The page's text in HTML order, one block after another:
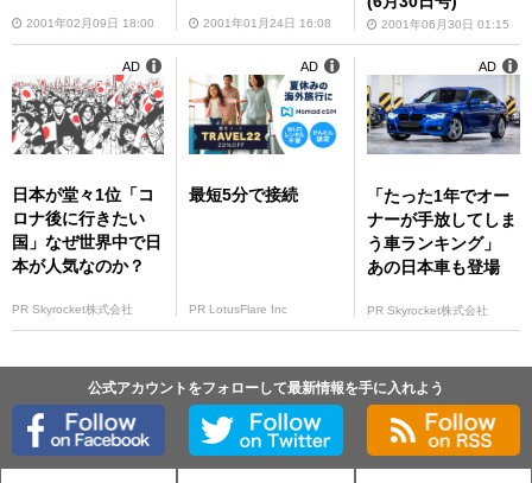
2001年02月09日 18:00 2001年01月24日 16:08 2001年06月30日 01:15
日本が堂々1位「コ
ロナ後に行きたい
国」なぜ世界中で日
本が人気なのか？
PR Skyrocket株式会社
AD
最短5分で接続
PR LotusFlare Inc
AD
「たった1年でオー
ナーが手放してしま
う車ランキング」
あの日本車も登場
PR Skyrocket株式会社
AD
公式アカウントをフォローして最新情報を手に入れよう